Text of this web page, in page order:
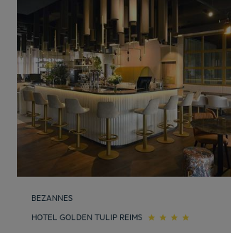
BEZANNES
HOTEL GOLDEN TULIP REIMS